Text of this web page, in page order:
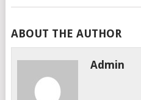
ABOUT THE AUTHOR
Admin